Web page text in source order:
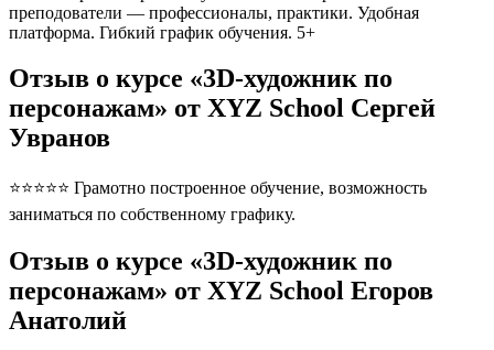
преподователи — профессионалы, практики. Удобная
платформа. Гибкий график обучения. 5+
Отзыв о курсе «3D-художник по
персонажам» от XYZ School Сергей
Увранов
⭐⭐⭐⭐⭐ Грамотно построенное обучение, возможность
заниматься по собственному графику.
Отзыв о курсе «3D-художник по
персонажам» от XYZ School Егоров
Анатолий